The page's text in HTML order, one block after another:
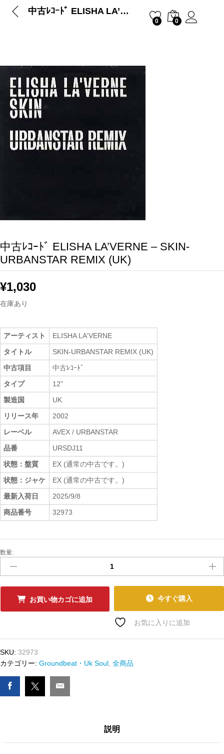
中古ﾚｺｰﾄﾞ ELISHA LA’VERNE – SKIN-URBANSTAR REMIX (UK)
0 0
中古ﾚｺｰﾄﾞ ELISHA LA’VERNE – SKIN-
URBANSTAR REMIX (UK)
¥1,030
在庫あり
アーティスト
ELISHA LA'VERNE
タイトル
SKIN-URBANSTAR REMIX (UK)
中古項目
中古ﾚｺｰﾄﾞ
タイプ
12"
製造国
UK
リリース年
2002
レーベル
AVEX / URBANSTAR
品番
URSDJ11
状態：盤質
EX (通常の中古です。)
状態：ジャケ
EX (通常の中古です。)
最新入荷日
2025/9/8
商品番号
32973
中
ﾚ
ｺ
ﾄﾞ
SKIN-
URBANSTAR
REMIX
(UK)
数
数量:
お買い物カゴに追加 今すぐ購入
お気に入りに追加
SKU: 32973
カテゴリー: Groundbeat・Uk Soul 全商品
説明